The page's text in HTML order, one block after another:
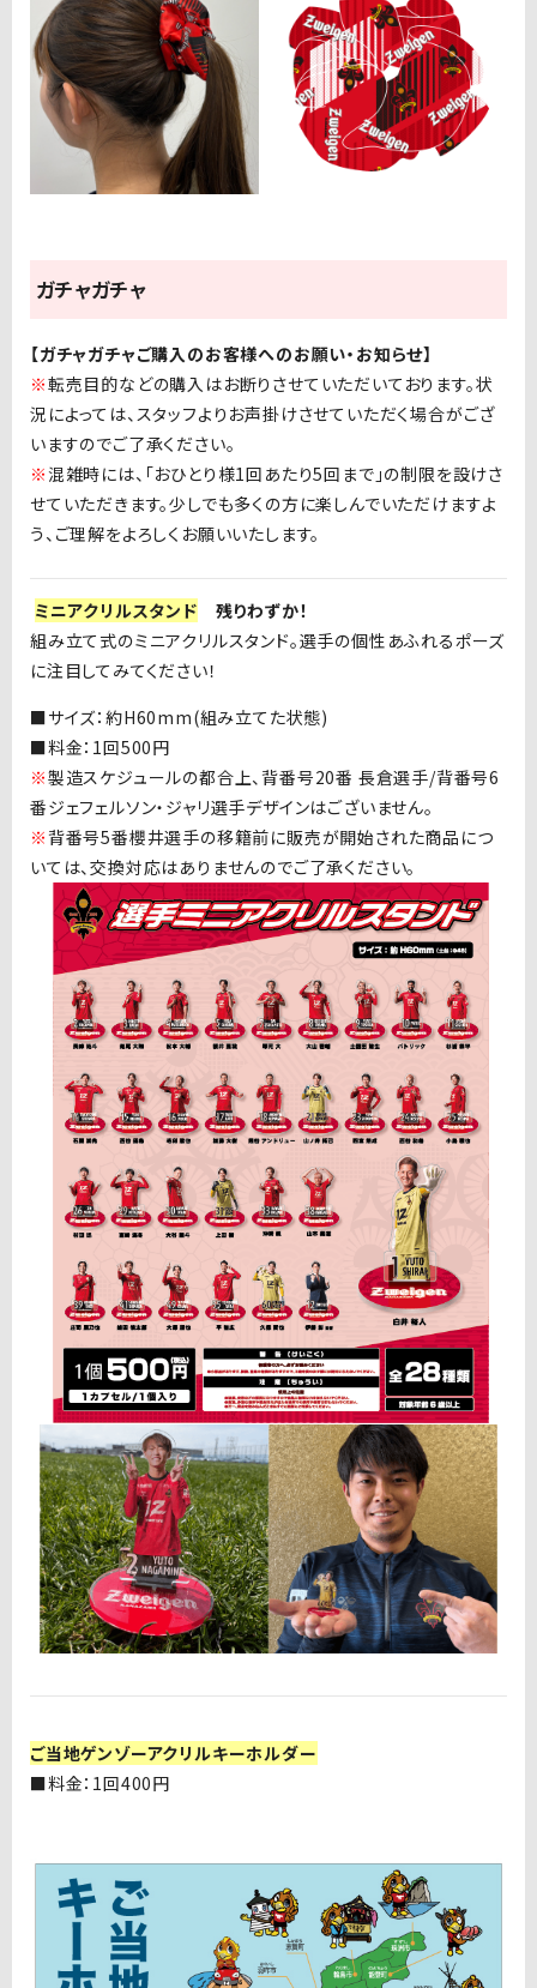
ガチャガチャ
【ガチャガチャご購入のお客様へのお願い・お知らせ】
※転売目的などの購入はお断りさせていただいております。状
況によっては、スタッフよりお声掛けさせていただく場合がござ
いますのでご了承ください。
※混雑時には、「おひとり様1回あたり5回まで」の制限を設けさ
せていただきます。少しでも多くの方に楽しんでいただけますよ
う、ご理解をよろしくお願いいたします。
ミニアクリルスタンド 残りわずか！
組み立て式のミニアクリルスタンド。選手の個性あふれるポーズ
に注目してみてください！
■サイズ：約H60mm(組み立てた状態)
■料金：1回500円
※製造スケジュールの都合上、背番号20番 長倉選手/背番号6
番ジェフェルソン・ジャリ選手デザインはございません。
※背番号5番櫻井選手の移籍前に販売が開始された商品につ
いては、交換対応はありませんのでご了承ください。
ご当地ゲンゾーアクリルキーホルダー
■料金：1回400円